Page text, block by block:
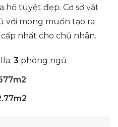
hồ tuyệt đẹp. Cơ sở vật
với mong muốn tạo ra
nhất cho chủ nhân.
3 phòng ngủ